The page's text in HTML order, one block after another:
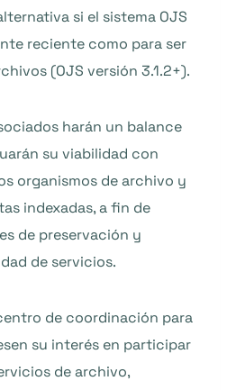
si el sistema OJS
reciente como para ser
(OJS versión 3.1.2+).
harán un balance
su viabilidad con
organismos de archivo y
indexadas, a fin de
de preservación y
de servicios.
de coordinación para
su interés en participar
de archivo,